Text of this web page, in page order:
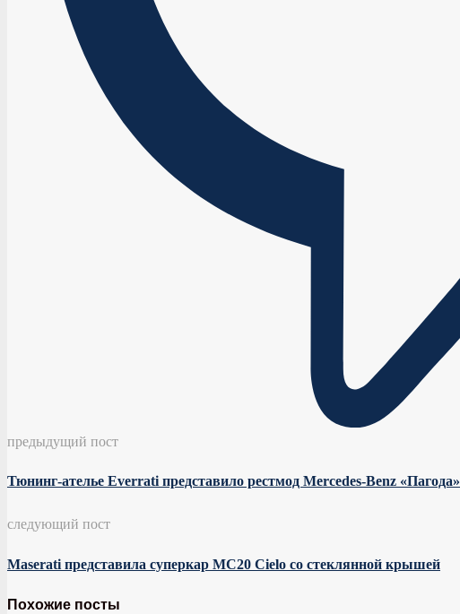
предыдущий пост
Тюнинг-ателье Everrati представило рестмод Mercedes-Benz «Пагода»
следующий пост
Maserati представила суперкар MC20 Cielo со стеклянной крышей
Похожие посты